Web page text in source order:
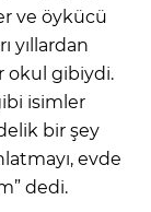
ve öykücü
yıllardan
okul gibiydi.
isimler
bir şey
evde
dedi.